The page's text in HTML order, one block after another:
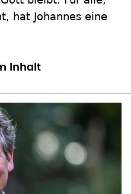
hat Johannes eine
Inhalt